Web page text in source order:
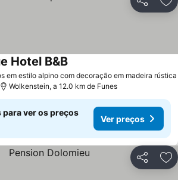
Partilhar
em estilo alpino com decoração em madeira rústica
Hotel B&BVer preços
Wolkenstein, a 12.0 km de Funes
para ver os preços
Ver preços
Partilhar